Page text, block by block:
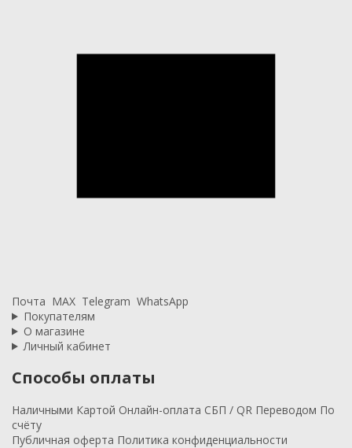
Почта MAX Telegram WhatsApp
Покупателям
О магазине
Личный кабинет
Способы оплаты
Наличными Картой Онлайн-оплата СБП / QR Переводом По
счёту
Публичная оферта Политика конфиденциальности